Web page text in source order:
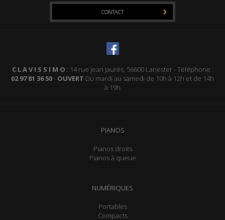
LOCATION AVEC OPTION D’ACHAT
CONTACT
C L A V I S S I M O : 14 rue Jean Jaurès, 56600 Lanester - Téléphone :
02 97 81 36 50- OUVERT Du mardi au samedi de 10h à 12h et de 14h
à 19h
PIANOS
Pianos droits
Pianos à queue
NUMÉRIQUES
Portables
Compacts